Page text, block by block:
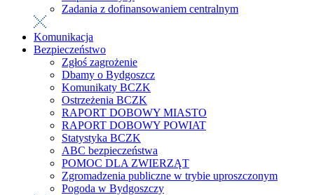
Zadania z dofinansowaniem centralnym
Komunikacja
Bezpieczeństwo
Zgłoś zagrożenie
Dbamy o Bydgoszcz
Komunikaty BCZK
Ostrzeżenia BCZK
RAPORT DOBOWY MIASTO
RAPORT DOBOWY POWIAT
Statystyka BCZK
ABC bezpieczeństwa
POMOC DLA ZWIERZĄT
Zgromadzenia publiczne w trybie uproszczonym
Pogoda w Bydgoszczy